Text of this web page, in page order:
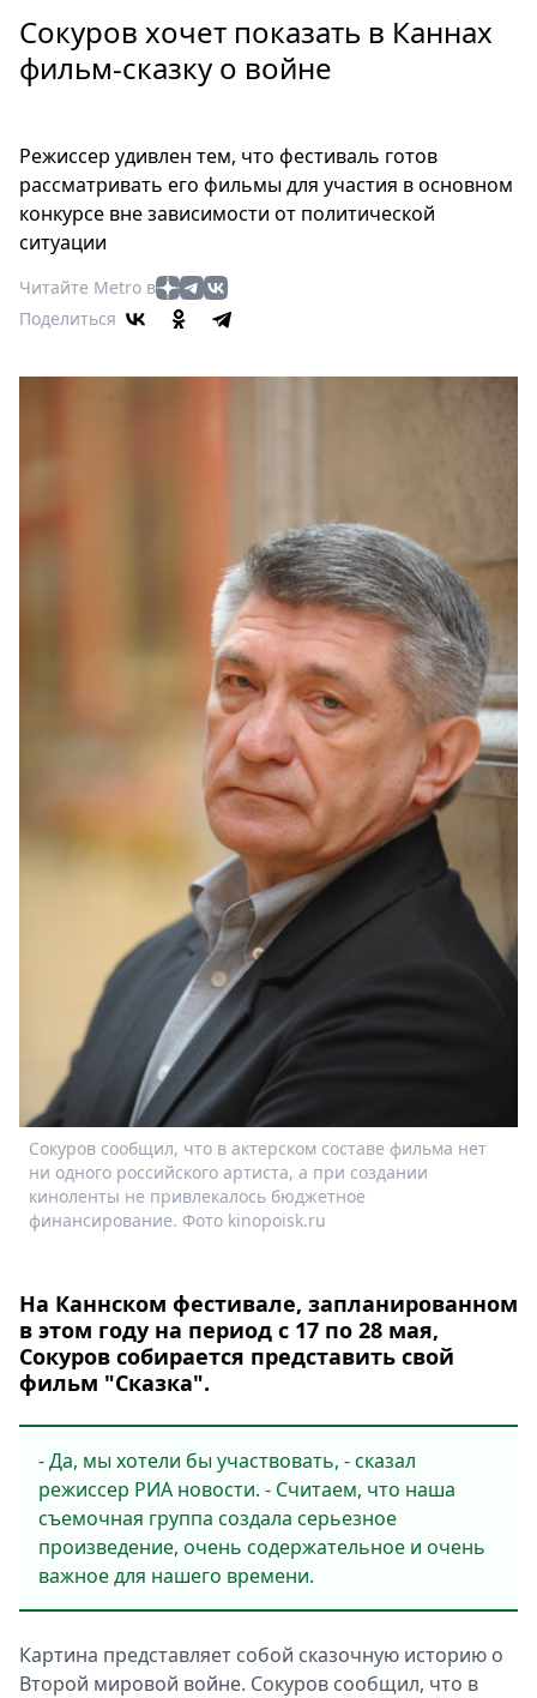
Россия
Мир
Туризм
Мода
Кино
Афиша
Книги
Выставки
Спецпроекты
2026
Сокуров хочет показать в Каннах
фильм-сказку о войне
Режиссер удивлен тем, что фестиваль готов
рассматривать его фильмы для участия в основном
конкурсе вне зависимости от политической
ситуации
Читайте Metro в
Поделиться
Сокуров сообщил, что в актерском составе фильма нет
ни одного российского артиста, а при создании
киноленты не привлекалось бюджетное
финансирование. Фото kinopoisk.ru
На Каннском фестивале, запланированном
в этом году на период с 17 по 28 мая,
Сокуров собирается представить свой
фильм "Сказка".
- Да, мы хотели бы участвовать, - сказал
режиссер РИА новости. - Считаем, что наша
съемочная группа создала серьезное
произведение, очень содержательное и очень
важное для нашего времени.
Картина представляет собой сказочную историю о
Второй мировой войне. Сокуров сообщил, что в